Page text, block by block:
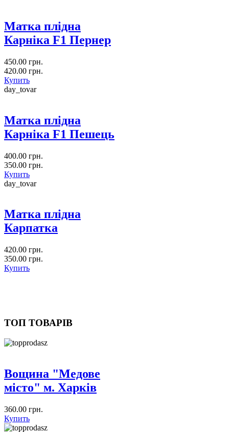
Матка плідна
Карніка F1 Пернер
450.00 грн.
420.00 грн.
Купить
day_tovar
Матка плідна
Карніка F1 Пешець
400.00 грн.
350.00 грн.
Купить
day_tovar
Матка плідна
Карпатка
420.00 грн.
350.00 грн.
Купить
ТОП ТОВАРІВ
Вощина "Медове
місто" м. Харків
360.00 грн.
Купить